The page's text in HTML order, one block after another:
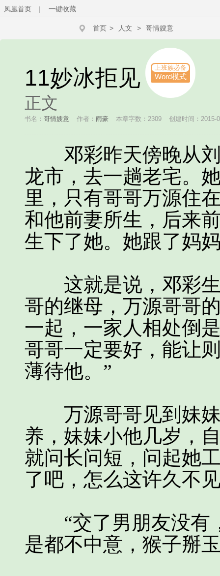
凤凰首页 | 一键收藏
首页 > 人文 > 哥情嫂意
11妙冰拒见 上班族必备
Word模式
正文
书名： 哥情嫂意 作者： 雨豪 本章字数：2309 创建时间：2015-
邓彩昨天傍晚从刘
龙市，去一趟老宅。
里，只有哥哥万源住
和他前妻所生，后来
生下了她。她跟了妈
这就是说，邓彩生
哥的继母，万源哥哥
一起，一家人相处倒
哥哥一定要好，能让
薄待他。”
万源哥哥见到妹妹
养，妹妹小他几岁，
就问长问短，问起她
了吧，怎么这许久不
“交了男朋友没有
是都不中意，猴子掰